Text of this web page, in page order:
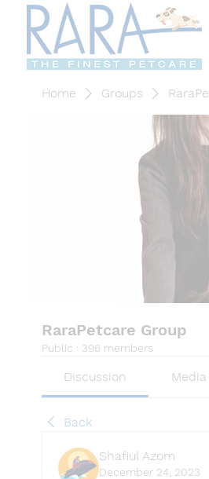
Home Groups
RaraPetcare Group
Public · 396 members
Discussion Media
Back
Shafiul Azom
December 24, 2023